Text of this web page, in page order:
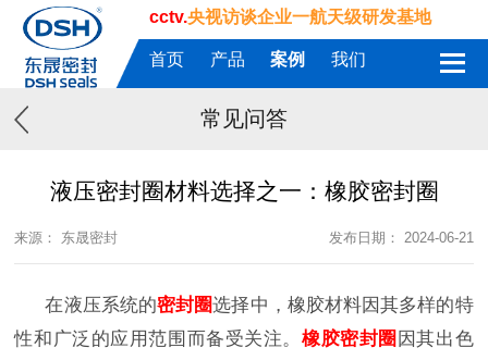
cctv.央视访谈企业一航天级研发基地
首页 产品 案例 我们
常见问答
液压密封圈材料选择之一：橡胶密封圈
来源： 东晟密封 发布日期： 2024-06-21
在液压系统的密封圈选择中，橡胶材料因其多样的特
性和广泛的应用范围而备受关注。 橡胶密封圈 因其出色